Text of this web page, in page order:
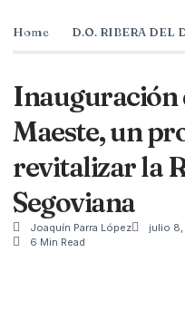
Home D.O. RIBERA DEL
Inauguración
Maeste, un
revitalizar la
Segoviana
Joaquín Parra López julio
6 Min Read